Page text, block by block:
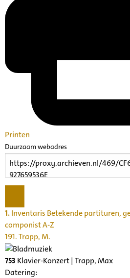
Printen
Duurzaam webadres
1.Inventaris Betekende partituren,
componist A-Z
191. Trapp, M.
753 Klavier-Konzert | Trapp, Max
Datering: